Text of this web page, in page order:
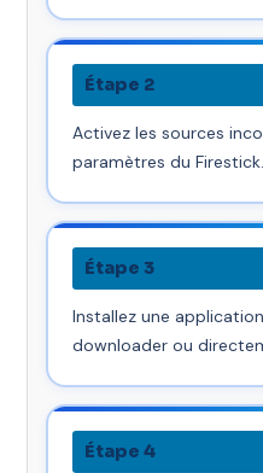
Étape 2
Activez les sources
paramètres du Firestick.
Étape 3
Installez une
downloader ou
Étape 4